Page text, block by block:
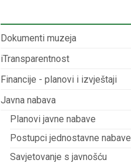
Dokumenti muzeja
iTransparentnost
Financije - planovi i izvještaji
Javna nabava
Planovi javne nabave
Postupci jednostavne nabave
Savjetovanje s javnošću